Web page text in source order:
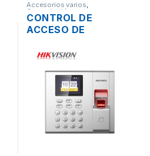
Accesorios varios,
Computación
CONTROL DE
ACCESO DE
DS-K1T8003EF
ROSTRO,
CONTRASEÑA
PANTALLA TACTIL IP
+ USB2.0